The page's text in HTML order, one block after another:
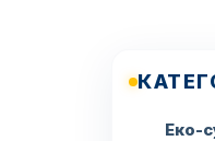
Еко-